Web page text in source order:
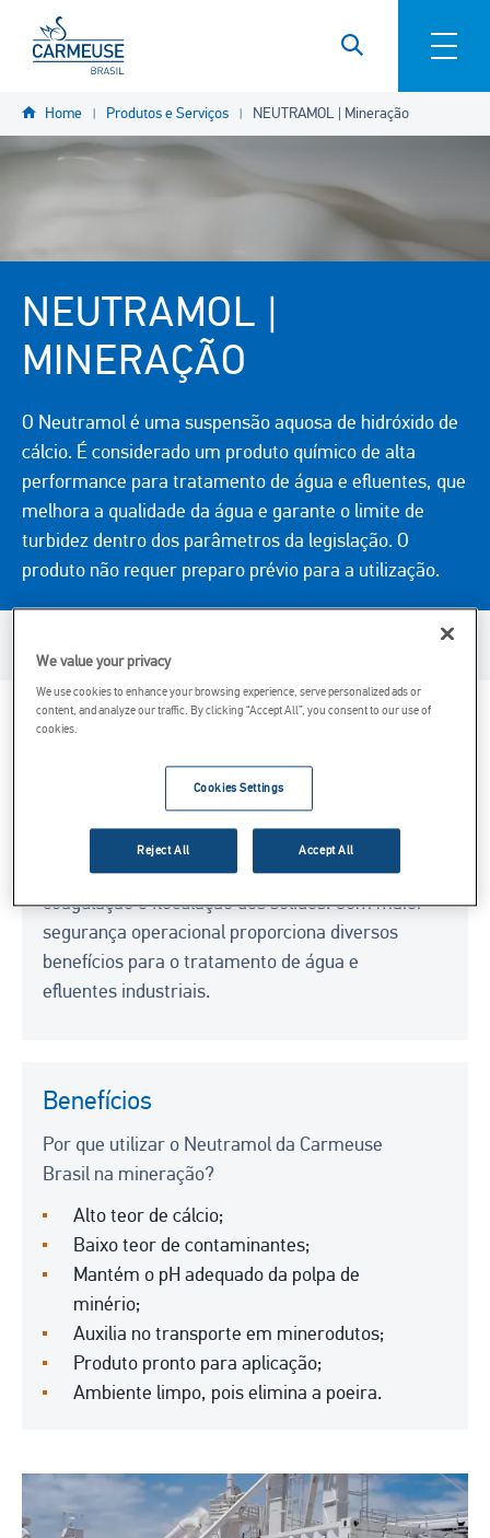
Pular para o conteúdo principal
YOU
ARE
Home Produtos e Serviços NEUTRAMOL | Mineração
NEUTRAMOL |
MINERAÇÃO
O Neutramol é uma suspensão aquosa de hidróxido de
cálcio. É considerado um produto químico de alta
performance para tratamento de água e efluentes, que
melhora a qualidade da água e garante o limite de
turbidez dentro dos parâmetros da legislação. O
produto não requer preparo prévio para a utilização.
Considerações principais
O Neutramol proporciona vantagens para os
processos em que é aplicado. É um produto de
alta performance em todo o processo com a
estabilidade do pH, além de auxiliar na
coagulação e floculação dos sólidos. Com maior
segurança operacional proporciona diversos
benefícios para o tratamento de água e
efluentes industriais.
Benefícios
Por que utilizar o Neutramol da Carmeuse
Brasil na mineração?
Alto teor de cálcio;
Baixo teor de contaminantes;
Mantém o pH adequado da polpa de
minério;
Auxilia no transporte em minerodutos;
Produto pronto para aplicação;
Ambiente limpo, pois elimina a poeira.
We value your privacy
We use cookies to enhance your browsing experience, serve personalized ads or
content, and analyze our traffic. By clicking “Accept All”, you consent to our use of
cookies.
Cookies Settings
Reject All Accept All